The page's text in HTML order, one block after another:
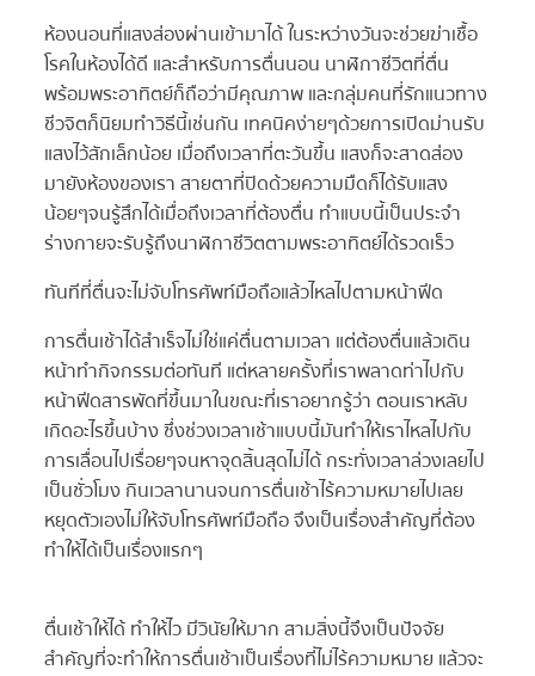
ห้องนอนที่แสงส่องผ่านเข้ามาได้ ในระหว่างวันจะช่วยฆ่าเชื้อ
โรคในห้องได้ดี และสำหรับการตื่นนอน นาฬิกาชีวิตที่ตื่น
พร้อมพระอาทิตย์ก็ถือว่ามีคุณภาพ และกลุ่มคนที่รักแนวทาง
ชีวจิตก็นิยมทำวิธีนี้เช่นกัน เทคนิคง่ายๆด้วยการเปิดม่านรับ
แสงไว้สักเล็กน้อย เมื่อถึงเวลาที่ตะวันขึ้น แสงก็จะสาดส่อง
มายังห้องของเรา สายตาที่ปิดด้วยความมืดก็ได้รับแสง
น้อยๆจนรู้สึกได้เมื่อถึงเวลาที่ต้องตื่น ทำแบบนี้เป็นประจำ
ร่างกายจะรับรู้ถึงนาฬิกาชีวิตตามพระอาทิตย์ได้รวดเร็ว
ทันทีที่ตื่นจะไม่จับโทรศัพท์มือถือแล้วไหลไปตามหน้าฟีด
การตื่นเช้าได้สำเร็จไม่ใช่แค่ตื่นตามเวลา แต่ต้องตื่นแล้วเดิน
หน้าทำกิจกรรมต่อทันที แต่หลายครั้งที่เราพลาดท่าไปกับ
หน้าฟีดสารพัดที่ขึ้นมาในขณะที่เราอยากรู้ว่า ตอนเราหลับ
เกิดอะไรขึ้นบ้าง ซึ่งช่วงเวลาเช้าแบบนี้มันทำให้เราไหลไปกับ
การเลื่อนไปเรื่อยๆจนหาจุดสิ้นสุดไม่ได้ กระทั่งเวลาล่วงเลยไป
เป็นชั่วโมง กินเวลานานจนการตื่นเช้าไร้ความหมายไปเลย
หยุดตัวเองไม่ให้จับโทรศัพท์มือถือ จึงเป็นเรื่องสำคัญที่ต้อง
ทำให้ได้เป็นเรื่องแรกๆ
ตื่นเช้าให้ได้ ทำให้ไว มีวินัยให้มาก สามสิ่งนี้จึงเป็นปัจจัย
สำคัญที่จะทำให้การตื่นเช้าเป็นเรื่องที่ไม่ไร้ความหมาย แล้วจะ